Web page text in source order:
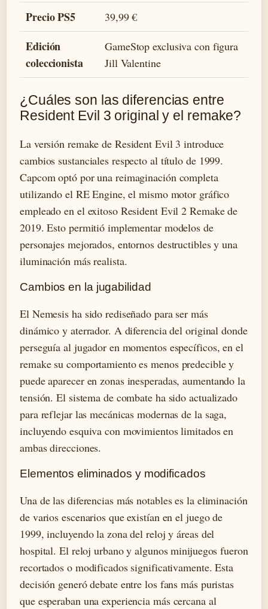
Precio PS5 39,99 €
Edición
coleccionista
GameStop exclusiva con figura
Jill Valentine
¿Cuáles son las diferencias entre
Resident Evil 3 original y el remake?
La versión remake de Resident Evil 3 introduce
cambios sustanciales respecto al título de 1999.
Capcom optó por una reimaginación completa
utilizando el RE Engine, el mismo motor gráfico
empleado en el exitoso Resident Evil 2 Remake de
2019. Esto permitió implementar modelos de
personajes mejorados, entornos destructibles y una
iluminación más realista.
Cambios en la jugabilidad
El Nemesis ha sido rediseñado para ser más
dinámico y aterrador. A diferencia del original donde
perseguía al jugador en momentos específicos, en el
remake su comportamiento es menos predecible y
puede aparecer en zonas inesperadas, aumentando la
tensión. El sistema de combate ha sido actualizado
para reflejar las mecánicas modernas de la saga,
incluyendo esquiva con movimientos limitados en
ambas direcciones.
Elementos eliminados y modificados
Una de las diferencias más notables es la eliminación
de varios escenarios que existían en el juego de
1999, incluyendo la zona del reloj y áreas del
hospital. El reloj urbano y algunos minijuegos fueron
recortados o modificados significativamente. Esta
decisión generó debate entre los fans más puristas
que esperaban una experiencia más cercana al